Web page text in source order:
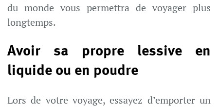
du monde vous permettra de voyager plus
longtemps.
Avoir sa propre lessive en
liquide ou en poudre
Lors de votre voyage, essayez d’emporter un